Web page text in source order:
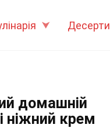
Десерти
домашній
ніжний крем